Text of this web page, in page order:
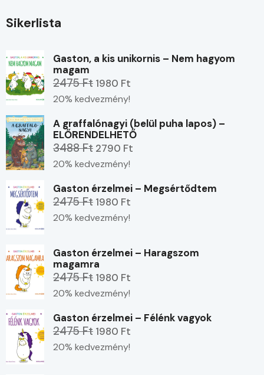
Sikerlista
Gaston, a kis unikornis – Nem hagyom
magam
2475 Ft 1980 Ft
20% kedvezmény!
A graffalónagyi (belül puha lapos) –
ELŐRENDELHETŐ
3488 Ft 2790 Ft
20% kedvezmény!
Gaston érzelmei – Megsértődtem
2475 Ft 1980 Ft
20% kedvezmény!
Gaston érzelmei – Haragszom
magamra
2475 Ft 1980 Ft
20% kedvezmény!
Gaston érzelmei – Félénk vagyok
2475 Ft 1980 Ft
20% kedvezmény!